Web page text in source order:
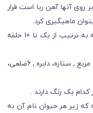
عدد ماهی که بر روی آنها آهن ربا است قرار
ماهیگیری کرد.
در ردیف دوم، 10 ستونک چوبی قرار دارد که به ترتیب از یک تا 10 حلقه
در ردیف سوم، اشکال هندسی شامل مثلث، مربع , ستاره، دایره , 6ضلعی،
که زیر هر حیوان نام آن به